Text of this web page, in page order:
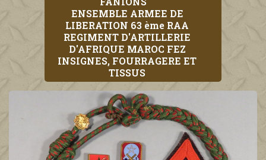
ENSEMBLE ARMEE DE
LIBERATION 63 ème RAA
REGIMENT D'ARTILLERIE
D'AFRIQUE MAROC FEZ
INSIGNES, FOURRAGERE ET
TISSUS